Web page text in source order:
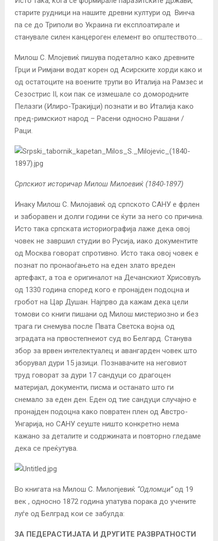
старите рудници на нашите древни култури од Винча
па се до Триполи во Украина ги експлоатирале и
станувале силен канцероген елемент во општеството….
Милош С. Млојевиќ пишува подетално како древните
Грци и Римјани водат корен од Асирските хорди како и
од остатоците на воените трупи во Италија на Рамзес и
Сезострис II, кои пак се измешале со домородните
Пелазги (Илиро-Тракијци) познати и во Италија како
пред-римскиот народ – Расени односно Рашани /
Раци.
Српскиот историчар Милош Милоевиќ (1840-1897)
Инаку Милош С. Милојавиќ од српското САНУ е фрлен
и заборавен и долги години се ќути за него со причина.
Исто така српската историографија лаже дека овој
човек не завршил студии во Русија, иако документите
од Москва говорат спротивно. Исто така овој човек е
познат по пронаоѓањето на еден злато вреден
артефакт, а тоа е оригиналот на Дечанскиот Хрисовуљ
од 1330 година според кого е пронајден подоцна и
гробот на Цар Душан. Најпрво да кажам дека цели
томови со книги пишани од Милош мистериозно и без
трага ги снемува после Пвата Светска војна од
зградата на првостепнеиот суд во Белгард. Станува
збор за врвен интелектуалец и авангарден човек што
зборувал дури 15 јазици. Познавачите на неговиот
труд говорат за дури 17 сандуци со драгоцен
материјал, документи, писма и останато што ги
снемало за еден ден. Еден од тие сандуци случајно е
пронајден подоцна како повратен плен од Австро-
Унгарија, но САНУ сеуште ништо конкретно нема
кажано за деталите и содржината и повторно гледаме
дека се преќутува.
Во книгата на Милош С. Милопјевиќ “Одломци”од 19
век , односно 1872 година упатува порака до учените
луѓе од Белград кои се забулда:
ЗА ПЕДЕРАСТИЈАТА И ДРУГИТЕ РАЗВРАТНОСТИ